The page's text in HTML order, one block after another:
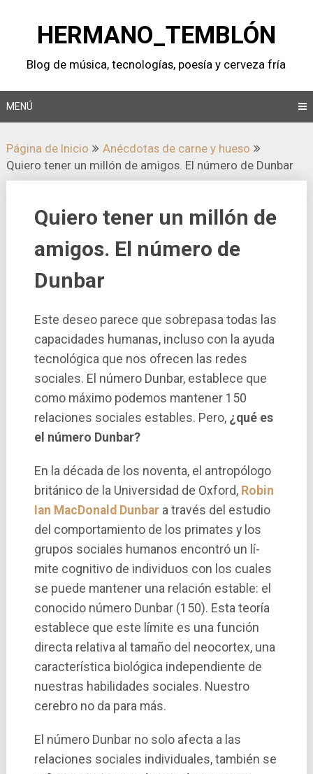
contenidoHERMANO_TEMBLÓN
Blog de música, tecnologí­as, poesí­a y cerveza frí­a
MENÚ
Página de Inicio
Anécdotas de carne y hueso
Quiero tener un millón de amigos. El número de Dunbar
Quiero tener un millón de
amigos. El número de
Dunbar
Este deseo parece que sobrepasa todas las
capacidades humanas, incluso con la ayuda
tecnológica que nos ofrecen las redes
sociales. El número Dunbar, establece que
como máximo podemos mantener 150
relaciones sociales estables. Pero, ¿qué es
el número Dunbar?
En la década de los noventa, el antropólogo
británico de la Universidad de Oxford, Robin
Ian MacDonald Dunbara través del estudio
del comportamiento de los primates y los
grupos sociales humanos encontró un lí­
mite cognitivo de individuos con los cuales
se puede mantener una relación estable: el
conocido número Dunbar (150). Esta teorí­a
establece que este lí­mite es una función
directa relativa al tamaño del neocortex, una
caracterí­stica biológica independiente de
nuestras habilidades sociales. Nuestro
cerebro no da para más.
El número Dunbar no solo afecta a las
relaciones sociales individuales, también se